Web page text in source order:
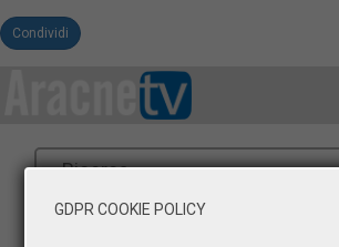
Condividi
GDPR COOKIE POLICY